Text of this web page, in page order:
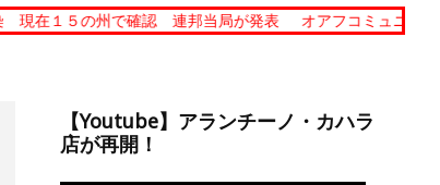
で確認 連邦当局が発表 オアフコミュニティーコレクシ
【Youtube】アランチーノ・カハラ
店が再開！